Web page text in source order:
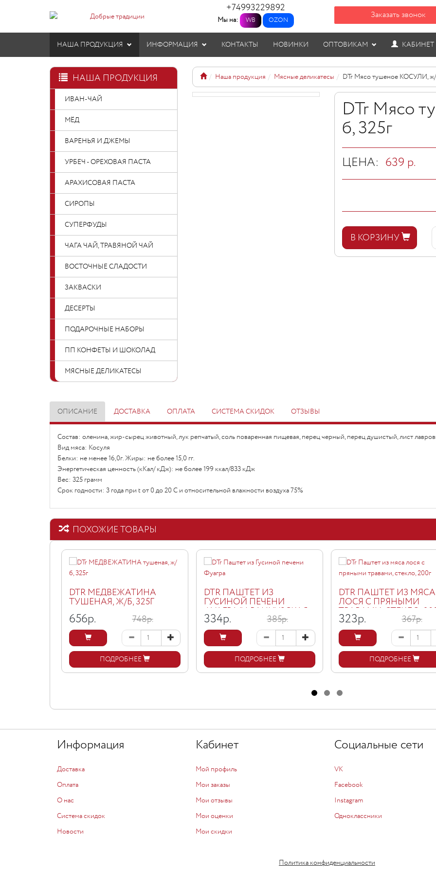
+74993229892
Мы на: WB OZON Заказать звонок
НАША ПРОДУКЦИЯ ИНФОРМАЦИЯ КОНТАКТЫ НОВИНКИ ОПТОВИКАМ КАБИНЕТ
НАША ПРОДУКЦИЯ
ИВАН-ЧАЙ
МЁД
ВАРЕНЬЯ И ДЖЕМЫ
УРБЕЧ - ОРЕХОВАЯ ПАСТА
АРАХИСОВАЯ ПАСТА
СИРОПЫ
СУПЕРФУДЫ
ЧАГА ЧАЙ, ТРАВЯНОЙ ЧАЙ
ВОСТОЧНЫЕ СЛАДОСТИ
ЗАКВАСКИ
ДЕСЕРТЫ
ПОДАРОЧНЫЕ НАБОРЫ
ПП КОНФЕТЫ И ШОКОЛАД
МЯСНЫЕ ДЕЛИКАТЕСЫ
Наша продукция Мясные деликатесы DTr Мясо тушеное КОСУЛИ, ж/
DTr Мясо
б, 325г
ЦЕНА: 639 р.
В КОРЗИНУ
ОПИСАНИЕ ДОСТАВКА ОПЛАТА СИСТЕМА СКИДОК ОТЗЫВЫ
Состав: оленина, жир-сырец животный, лук репчатый, соль поваренная пищевая, перец черный, перец душистый, лист
Вид мяса: Косуля
Белки: не менее 16,0г. Жиры: не более 15,0 гг.
Энергетическая ценность (кКал/ кДж): не более 199 ккал/833 кДж
Вес: 325 грамм
Срок годности: 3 года при t от 0 до 20 С и относительной влажности воздуха 75%
ПОХОЖИЕ ТОВАРЫ
DTR МЕДВЕЖАТИНА
ТУШЕНАЯ, Ж/Б, 325Г
656р. 748р.
ПОДРОБНЕЕ
DTR ПАШТЕТ ИЗ
ГУСИНОЙ ПЕЧЕНИ
ФУАГРА "ФРАНЦУЗСКАЯ
КЛАССИКА", Ж/Б, 200Г
334р. 385р.
ПОДРОБНЕЕ
DTR ПАШТЕТ ИЗ МЯСА
ЛОСЯ С ПРЯНЫМИ
ТРАВАМИ, СТЕКЛО,
323р. 367р.
ПОДРОБНЕЕ
Информация
Доставка
Оплата
О нас
Система скидок
Новости
Кабинет
Мой профиль
Мои заказы
Мои отзывы
Мои оценки
Мои скидки
Социальные сети
VK
Facebook
Instagram
Одноклассники
Политика конфиденциальности